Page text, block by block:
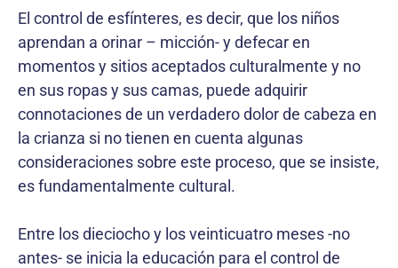
El control de esfínteres, es decir, que los niños
aprendan a orinar – micción- y defecar en
momentos y sitios aceptados culturalmente y no
en sus ropas y sus camas, puede adquirir
connotaciones de un verdadero dolor de cabeza en
la crianza si no tienen en cuenta algunas
consideraciones sobre este proceso, que se insiste,
es fundamentalmente cultural.
Entre los dieciocho y los veinticuatro meses -no
antes- se inicia la educación para el control de